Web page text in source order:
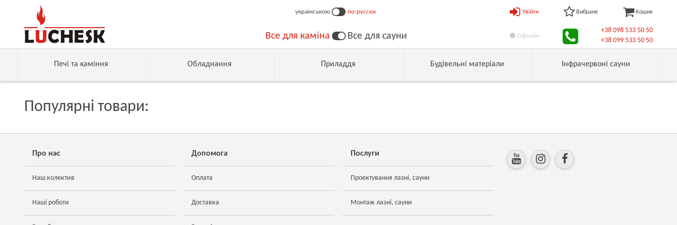
українською по-русски
Все для каміна Все для сауни
Увійти Вибране Кошик
Офлайн
+38 098 533 50 50
+38 099 533 50 50
Печі та каміння Обладнання Приладдя Будівельні матеріали Інфрачервоні сауни
Популярні товари:
Про нас
Наш колектив
Наші роботи
Допомога
Оплата
Доставка
Послуги
Проектування лазні, сауни
Монтаж лазні, сауни